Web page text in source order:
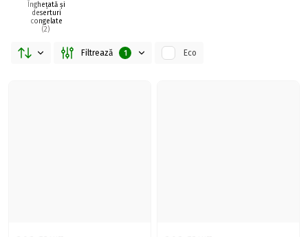
Înghețată și
deserturi
congelate
(2)
Filtrează 1 Eco